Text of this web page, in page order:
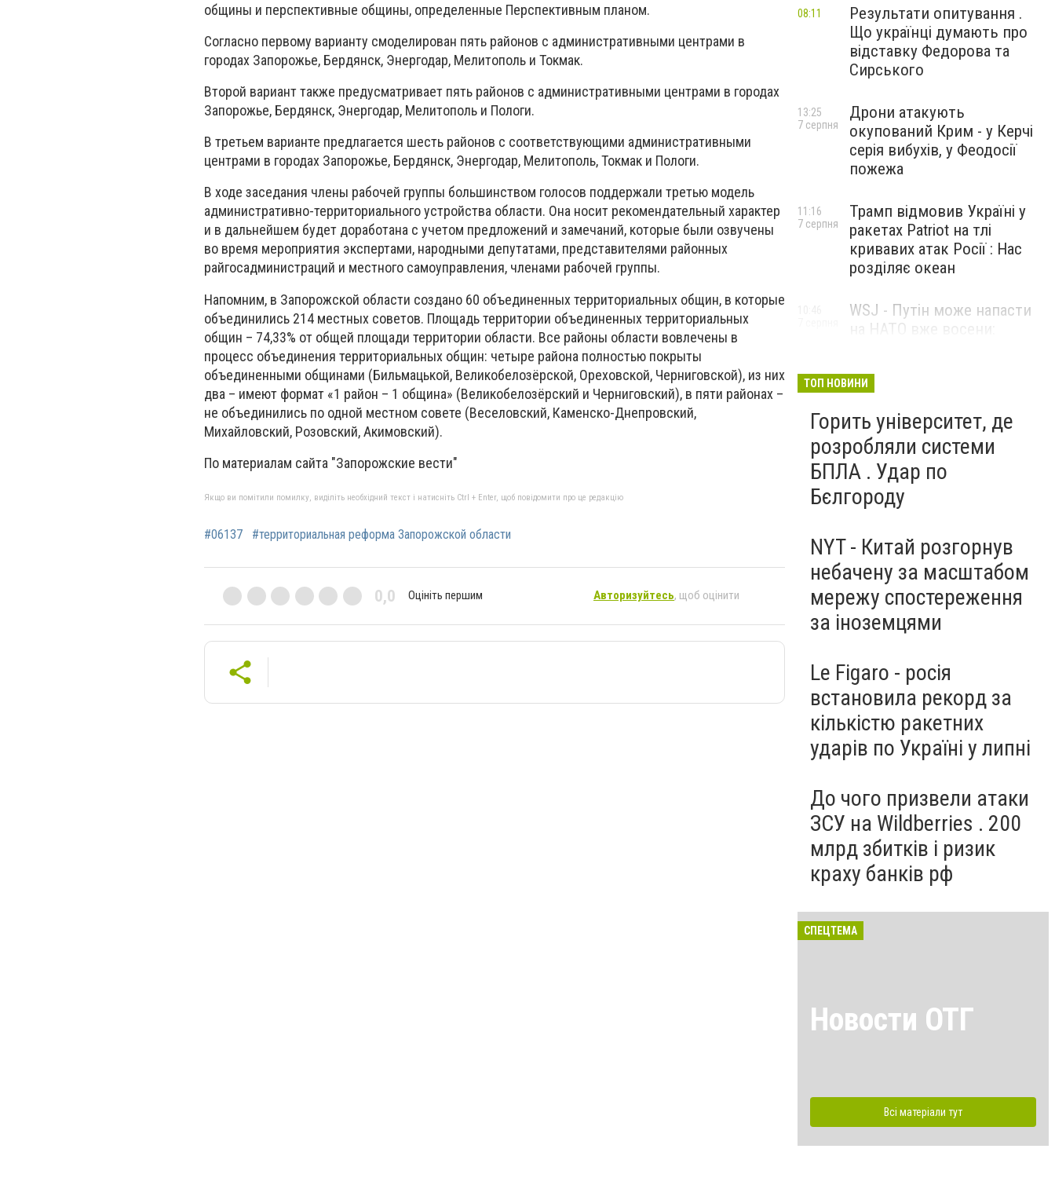
общины и перспективные общины, определенные Перспективным планом.
Согласно первому варианту смоделирован пять районов с административными центрами в
городах Запорожье, Бердянск, Энергодар, Мелитополь и Токмак.
Второй вариант также предусматривает пять районов с административными центрами в городах
Запорожье, Бердянск, Энергодар, Мелитополь и Пологи.
В третьем варианте предлагается шесть районов с соответствующими административными
центрами в городах Запорожье, Бердянск, Энергодар, Мелитополь, Токмак и Пологи.
В ходе заседания члены рабочей группы большинством голосов поддержали третью модель
административно-территориального устройства области. Она носит рекомендательный характер
и в дальнейшем будет доработана с учетом предложений и замечаний, которые были озвучены
во время мероприятия экспертами, народными депутатами, представителями районных
райгосадминистраций и местного самоуправления, членами рабочей группы.
Напомним, в Запорожской области создано 60 объединенных территориальных общин, в которые
объединились 214 местных советов. Площадь территории объединенных территориальных
общин – 74,33% от общей площади территории области. Все районы области вовлечены в
процесс объединения территориальных общин: четыре района полностью покрыты
объединенными общинами (Бильмацькой, Великобелозёрской, Ореховской, Черниговской), из них
два – имеют формат «1 район – 1 община» (Великобелозёрский и Черниговский), в пяти районах –
не объединились по одной местном совете (Веселовский, Каменско-Днепровский,
Михайловский, Розовский, Акимовский).
По материалам сайта "Запорожские вести"
Якщо ви помітили помилку, виділіть необхідний текст і натисніть Ctrl + Enter, щоб повідомити про це редакцію
#06137 #территориальная реформа Запорожской области
0,0 Оцініть першим Авторизуйтесь, щоб оцінити
Результати опитування .
Що українці думають про
відставку Федорова та
Сирського
08:11
Дрони атакують
окупований Крим - у Керчі
серія вибухів, у Феодосії
пожежа
13:25
7 серпня
Трамп відмовив Україні у
ракетах Patriot на тлі
кривавих атак Росії : Нас
розділяє океан
11:16
7 серпня
WSJ - Путін може напасти
на НАТО вже восени:
ТОП НОВИНИ
Горить університет, де
розробляли системи
БПЛА . Удар по
Бєлгороду
NYT - Китай розгорнув
небачену за масштабом
мережу спостереження
за іноземцями
Le Figaro - росія
встановила рекорд за
кількістю ракетних
ударів по Україні у липні
До чого призвели атаки
ЗСУ на Wildberries . 200
млрд збитків і ризик
краху банків рф
СПЕЦТЕМА
Новости ОТГ
Всі матеріали тут